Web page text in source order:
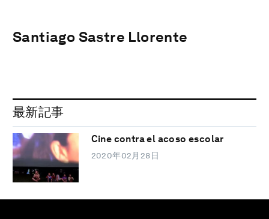
Santiago Sastre Llorente
最新記事
Cine contra el acoso escolar
2020年02月28日